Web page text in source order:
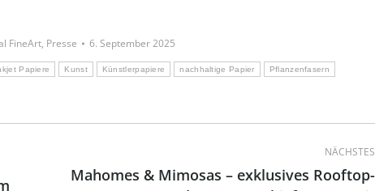
FineArt, Presse
6. September 2025
Papiere Kunst Künstlerpapiere nachhaltige Papier Pflanzenfasern
NÄCHSTES
Mahomes & Mimosas – exklusives Rooftop-